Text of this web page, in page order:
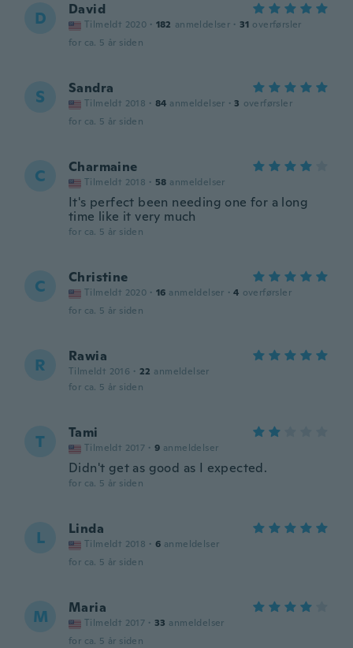
D David
Tilmeldt 2020 · 182 anmeldelser · 31 overførsler
for ca. 5 år siden
S Sandra
Tilmeldt 2018 · 84 anmeldelser · 3 overførsler
for ca. 5 år siden
C Charmaine
Tilmeldt 2018 · 58 anmeldelser
It's perfect been needing one for a long
time like it very much
for ca. 5 år siden
C Christine
Tilmeldt 2020 · 16 anmeldelser · 4 overførsler
for ca. 5 år siden
R Rawia
Tilmeldt 2016 · 22 anmeldelser
for ca. 5 år siden
T Tami
Tilmeldt 2017 · 9 anmeldelser
Didn't get as good as I expected.
for ca. 5 år siden
L Linda
Tilmeldt 2018 · 6 anmeldelser
for ca. 5 år siden
M Maria
Tilmeldt 2017 · 33 anmeldelser
for ca. 5 år siden